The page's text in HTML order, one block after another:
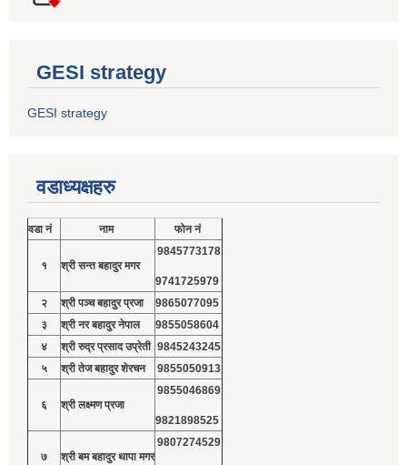
GESI strategy
GESI strategy
वडाध्यक्षहरु
वडा नं नाम फोन नं
१ श्री सन्त बहादुर मगर
9845773178
9741725979
२
श्री पञ्च बहादुर प्रजा
9865077095
३
श्री नर बहादुर नेपाल
9855058604
४
श्री रुद्र प्रसाद उप्रेती 9845243245
५
श्री तेज बहादुर शेरचन 9855050913
६ श्री लक्ष्मण प्रजा
9855046869
9821898525
७ श्री बम बहादुर थापा मगर
9807274529